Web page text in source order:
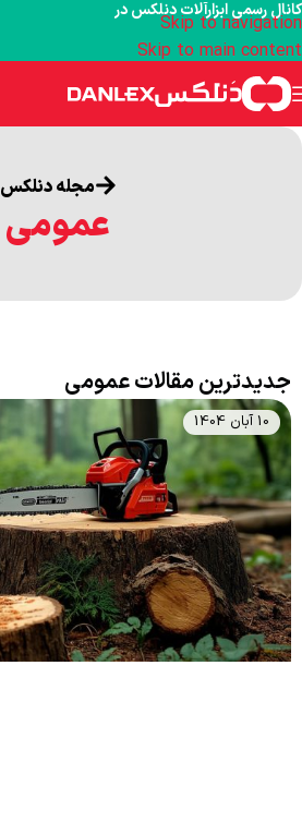
Skip to navigation
Skip to main content
کانال رسمی ابزارآلات دنلکس در
مجله دنلکس
عمومی
جدیدترین مقالات عمومی
10 آبان 1404